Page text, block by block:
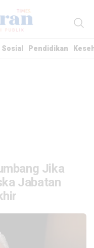
Sosial Pendidikan
Jika
Jabatan